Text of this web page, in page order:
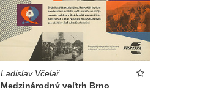
Ladislav Včelař
Medzinárodný veľtrh Brno